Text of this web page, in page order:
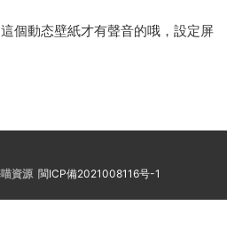
個動态壁紙才有聲音的哦，設定屏
資源 閩ICP備2021008116号-1